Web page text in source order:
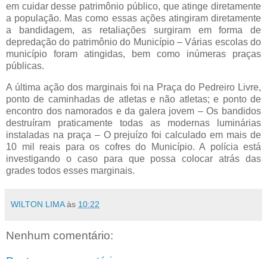
em cuidar desse patrimônio público, que atinge diretamente
a população. Mas como essas ações atingiram diretamente
a bandidagem, as retaliações surgiram em forma de
depredação do patrimônio do Município – Várias escolas do
município foram atingidas, bem como inúmeras praças
públicas.
A última ação dos marginais foi na Praça do Pedreiro Livre,
ponto de caminhadas de atletas e não atletas; e ponto de
encontro dos namorados e da galera jovem – Os bandidos
destruíram praticamente todas as modernas luminárias
instaladas na praça – O prejuízo foi calculado em mais de
10 mil reais para os cofres do Município. A polícia está
investigando o caso para que possa colocar atrás das
grades todos esses marginais.
WILTON LIMA às 10:22
Nenhum comentário: